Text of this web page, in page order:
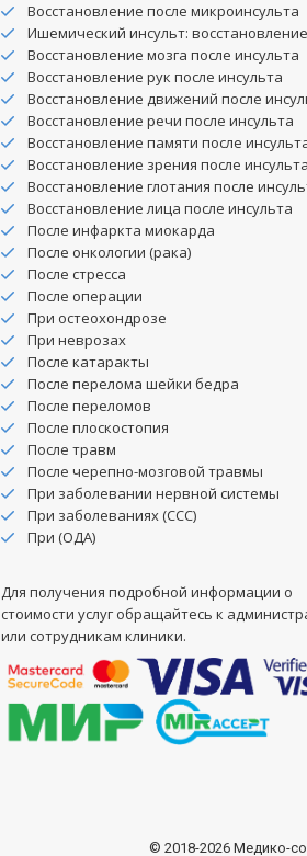
Восстановление после микроинсульта
Ишемический инсульт: восстановление
Восстановление мозга после инсульта
Восстановление рук после инсульта
Восстановление движений после
Восстановление речи после инсульта
Восстановление памяти после
Восстановление зрения после инсульта
Восстановление глотания после
Восстановление лица после инсульта
После инфаркта миокарда
После онкологии (рака)
После стресса
После операции
При остеохондрозе
При неврозах
После катаракты
После перелома шейки бедра
После переломов
После плоскостопия
После травм
После черепно-мозговой травмы
При заболевании нервной системы
При заболеваниях (ССС)
При (ОДА)
Для получения подробной информации о
стоимости услуг обращайтесь к
или сотрудникам клиники.
© 2018-2026 Медико-